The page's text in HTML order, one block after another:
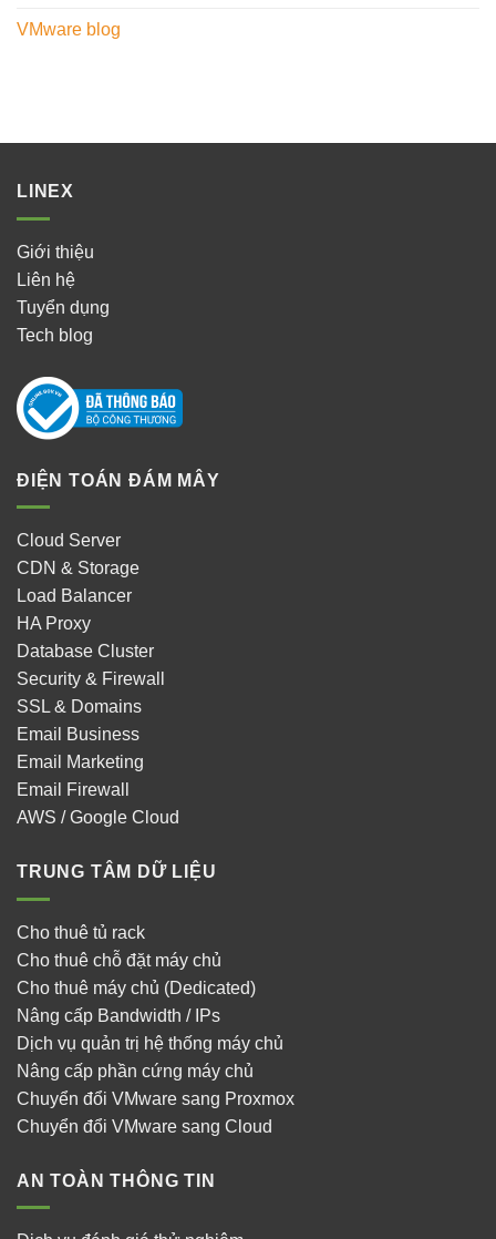
VMware blog
LINEX
Giới thiệu
Liên hệ
Tuyển dụng
Tech blog
ĐIỆN TOÁN ĐÁM MÂY
Cloud Server
CDN & Storage
Load Balancer
HA Proxy
Database Cluster
Security & Firewall
SSL & Domains
Email Business
Email Marketing
Email Firewall
AWS / Google Cloud
TRUNG TÂM DỮ LIỆU
Cho thuê tủ rack
Cho thuê chỗ đặt máy chủ
Cho thuê máy chủ (Dedicated)
Nâng cấp Bandwidth / IPs
Dịch vụ quản trị hệ thống máy chủ
Nâng cấp phần cứng máy chủ
Chuyển đổi VMware sang Proxmox
Chuyển đổi VMware sang Cloud
AN TOÀN THÔNG TIN